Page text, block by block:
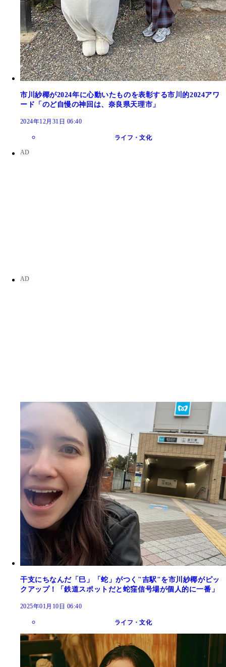
市川紗椰が2024年に心動いたものを表彰する市川的2024アワ
ード「のど自慢の神回は、奈良県天理市」
2024年12月31日 06:40
ライフ・文化
干支にちなんだ「巳」「蛇」がつく"吉駅"を市川紗椰がピッ
クアップ！「鉄道スポットだと蛇窪信号場が個人的に一番」
2025年01月10日 06:40
ライフ・文化